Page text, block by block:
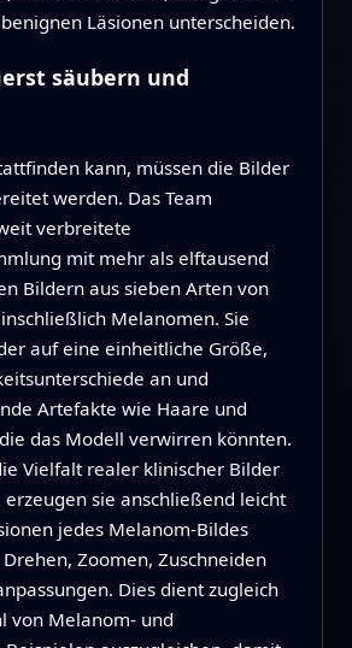
Läsionen unterscheiden.
säubern und
kann, müssen die Bilder
werden. Das Team
verbreitete
mit mehr als elftausend
Bildern aus sieben Arten von
Melanomen. Sie
auf eine einheitliche Größe,
an und
Artefakte wie Haare und
das Modell verwirren könnten.
Vielfalt realer klinischer Bilder
sie anschließend leicht
jedes Melanom‑Bildes
Zoomen, Zuschneiden
Dies dient zugleich
von Melanom‑ und